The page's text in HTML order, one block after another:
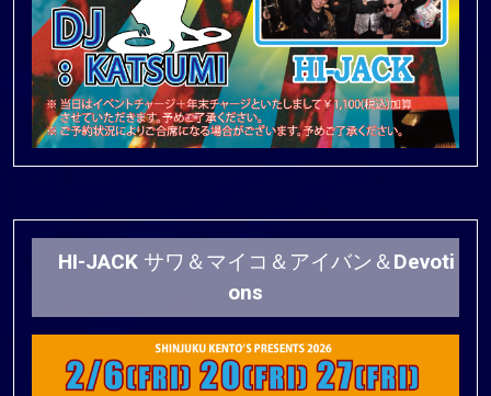
HI-JACK サワ＆マイコ＆アイバン＆Devoti
ons